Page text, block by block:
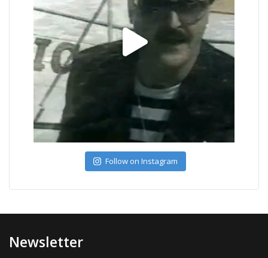
Follow on Instagram
Newsletter